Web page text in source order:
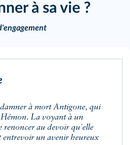
à sa vie ?
à mort Antigone, qui
La voyant à un
renoncer au devoir qu'elle
un avenir heureux